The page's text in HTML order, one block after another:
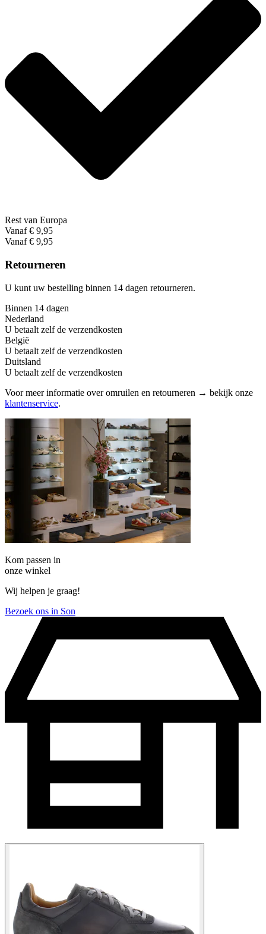
Rest van Europa
Vanaf € 9,95
Vanaf € 9,95
Retourneren
U kunt uw bestelling binnen 14 dagen retourneren.
Binnen 14 dagen
Nederland
U betaalt zelf de verzendkosten
België
U betaalt zelf de verzendkosten
Duitsland
U betaalt zelf de verzendkosten
Voor meer informatie over omruilen en retourneren → bekijk onze
klantenservice.
Kom passen in
onze winkel
Wij helpen je graag!
Bezoek ons in Son